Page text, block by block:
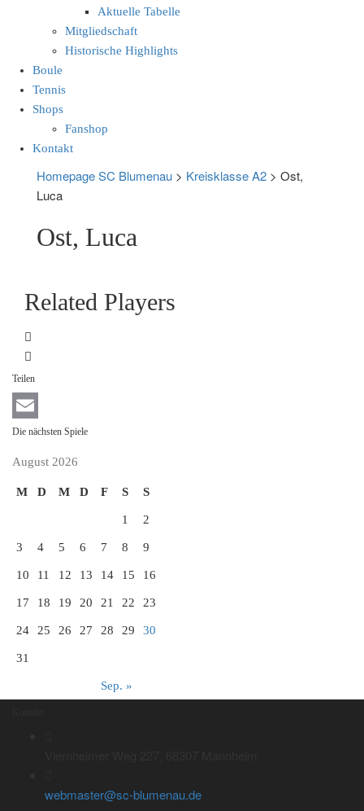
Aktuelle Tabelle
Mitgliedschaft
Historische Highlights
Boule
Tennis
Shops
Fanshop
Kontakt
Homepage SC Blumenau > Kreisklasse A2 > Ost,
Luca
Ost, Luca
Related Players
Teilen
Email
Die nächsten Spiele
August 2026
M D M D F S S
Sep. »
1 2
3 4 5 6 7 8 9
10 11 12 13 14 15 16
17 18 19 20 21 22 23
24 25 26 27 28 29 30
31
webmaster@sc-blumenau.de